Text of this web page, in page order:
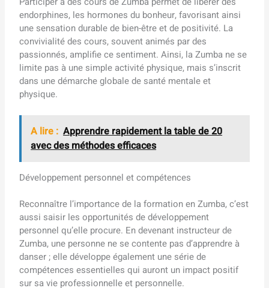
endorphines, les hormones du bonheur, favorisant ainsi
une sensation durable de bien-être et de positivité. La
convivialité des cours, souvent animés par des
passionnés, amplifie ce sentiment. Ainsi, la Zumba ne se
limite pas à une simple activité physique, mais s’inscrit
dans une démarche globale de santé mentale et
physique.
A lire : Apprendre rapidement la table de 20
avec des méthodes efficaces
Développement personnel et compétences
Reconnaître l’importance de la formation en Zumba, c’est
aussi saisir les opportunités de développement
personnel qu’elle procure. En devenant instructeur de
Zumba, une personne ne se contente pas d’apprendre à
danser ; elle développe également une série de
compétences essentielles qui auront un impact positif
sur sa vie professionnelle et personnelle.